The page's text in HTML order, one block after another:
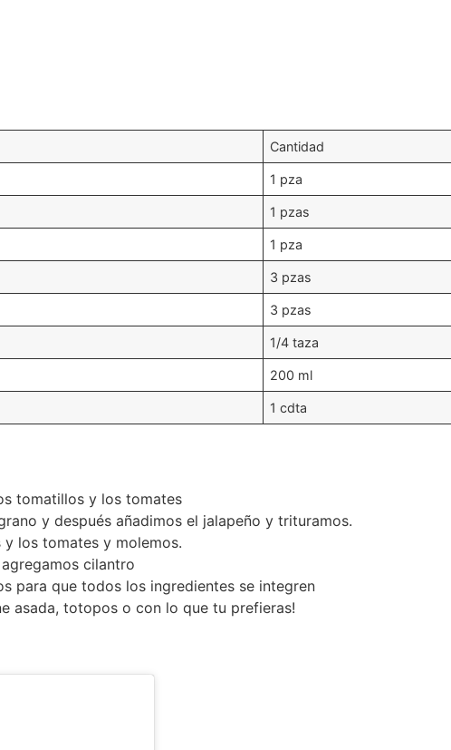
Cantidad
1 pza
1 pzas
1 pza
3 pzas
3 pzas
1/4 taza
200 ml
1 cdta
tomatillos y los tomates
y después añadimos el jalapeño y trituramos.
los tomates y molemos.
cilantro
para que todos los ingredientes se integren
asada, totopos o con lo que tu prefieras!